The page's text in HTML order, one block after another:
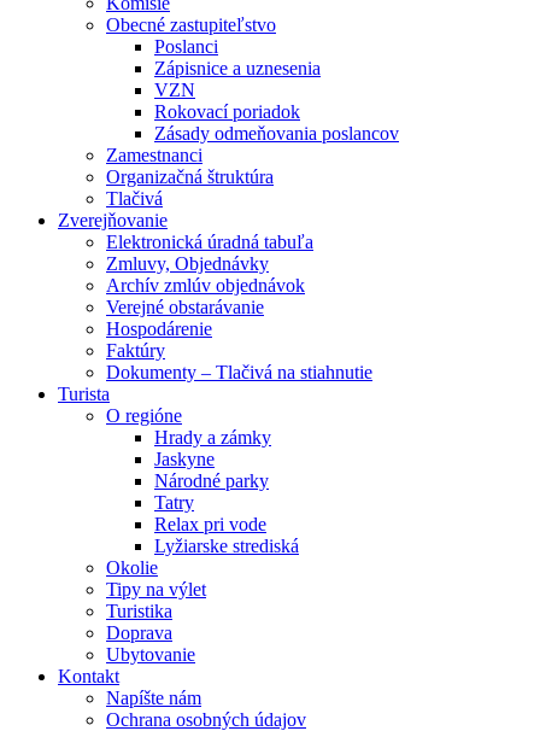
Obecné zastupiteľstvo
Poslanci
Zápisnice a uznesenia
VZN
Rokovací poriadok
Zásady odmeňovania poslancov
Zamestnanci
Organizačná štruktúra
Tlačivá
Zverejňovanie
Elektronická úradná tabuľa
Zmluvy, Objednávky
Archív zmlúv objednávok
Verejné obstarávanie
Hospodárenie
Faktúry
Dokumenty – Tlačivá na stiahnutie
Turista
O regióne
Hrady a zámky
Jaskyne
Národné parky
Tatry
Relax pri vode
Lyžiarske strediská
Okolie
Tipy na výlet
Turistika
Doprava
Ubytovanie
Kontakt
Napíšte nám
Ochrana osobných údajov